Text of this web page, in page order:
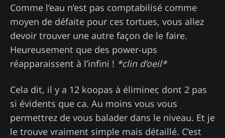
Comme l’eau n’est pas comptabilisé comme
moyen de défaite pour ces tortues, vous allez
devoir trouver une autre façon de le faire.
Heureusement que des power-ups
réapparaissent à l’infini ! *clin d’oeil*
Cela dit, il y a 12 koopas à éliminer, dont 2 pas
si évidents que ca. Au moins vous vous
permettrez de vous balader dans le niveau. Et je
le trouve vraiment simple mais détaillé. C’est